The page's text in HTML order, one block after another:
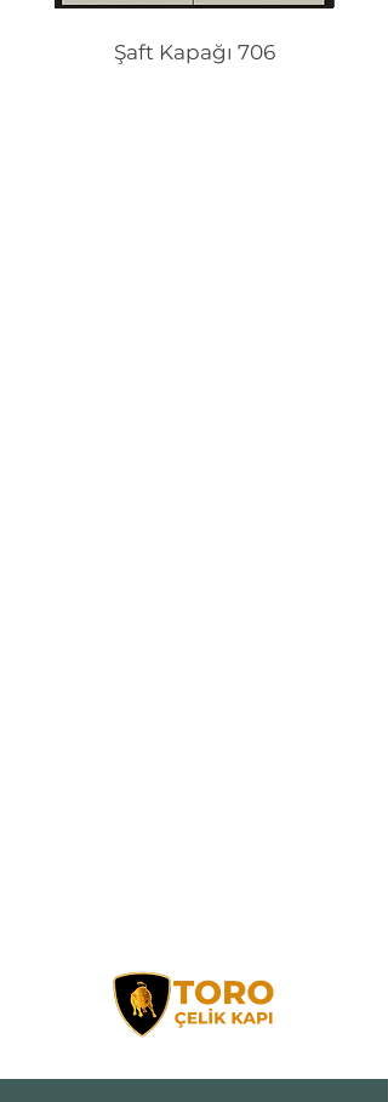
Şaft Kapağı 706